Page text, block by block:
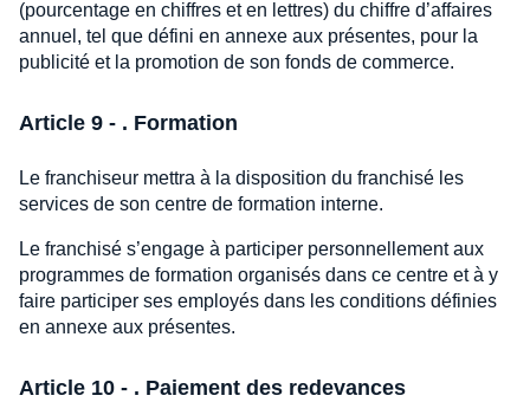
(pourcentage en chiffres et en lettres) du chiffre d’affaires
annuel, tel que défini en annexe aux présentes, pour la
publicité et la promotion de son fonds de commerce.
Article 9 - . Formation
Le franchiseur mettra à la disposition du franchisé les
services de son centre de formation interne.
Le franchisé s’engage à participer personnellement aux
programmes de formation organisés dans ce centre et à y
faire participer ses employés dans les conditions définies
en annexe aux présentes.
Article 10 - . Paiement des redevances